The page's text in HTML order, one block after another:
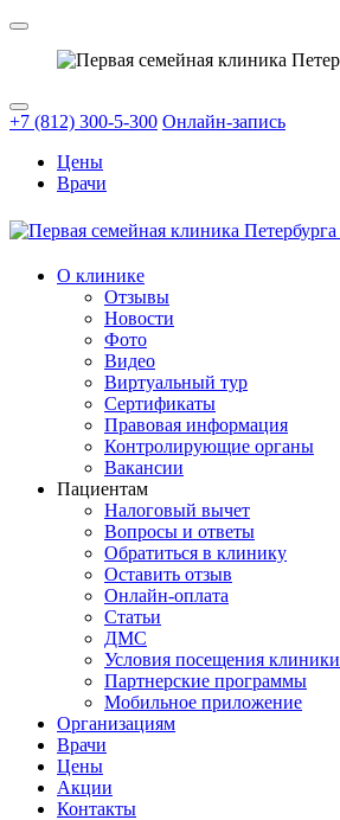
+7 (812) 300-5-300 Онлайн-запись
Цены
Врачи
О клинике
Отзывы
Новости
Фото
Видео
Виртуальный тур
Сертификаты
Правовая информация
Контролирующие органы
Вакансии
Пациентам
Налоговый вычет
Вопросы и ответы
Обратиться в клинику
Оставить отзыв
Онлайн-оплата
Статьи
ДМС
Условия посещения клиники
Партнерские программы
Мобильное приложение
Организациям
Врачи
Цены
Акции
Контакты